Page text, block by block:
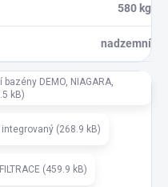
580 kg
nadzemní
DEMO, NIAGARA,
kB)
integrovaný (268.9 kB)
(459.9 kB)